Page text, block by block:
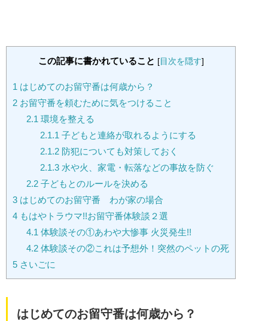
この記事に書かれていること [目次を隠す]
1 はじめてのお留守番は何歳から？
2 お留守番を頼むために気をつけること
2.1 環境を整える
2.1.1 子どもと連絡が取れるようにする
2.1.2防犯についても対策しておく
2.1.3水や火、家電・転落などの事故を防ぐ
2.2子どもとのルールを決める
3 はじめてのお留守番 わが家の場合
4 もはやトラウマ!!お留守番体験談２選
4.1 体験談その①あわや大惨事 火災発生!!
4.2体験談その②これは予想外！突然のペットの死
5 さいごに
はじめてのお留守番は何歳から？